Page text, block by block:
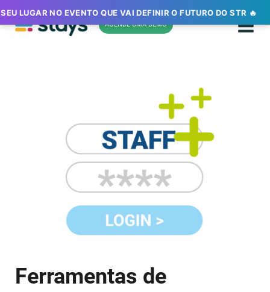
NO EVENTO QUE VAI DEFINIR O FUTURO DO STR 🔥
AGENDE UMA DEMO
Ferramentas de